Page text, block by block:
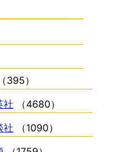
（395）
社
（4680）
社
（1090）